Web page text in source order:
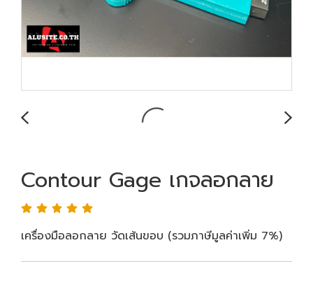
Contour Gage เกจลอกลาย
เครื่องมือลอกลาย วัดเส้นขอบ (รวมภาษีมูลค่าเพิ่ม 7%)